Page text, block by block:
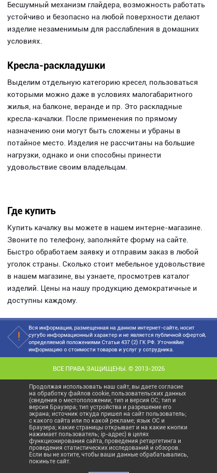
Бесшумный механизм глайдера, возможность работать
устойчиво и безопасно на любой поверхности делают
изделие незаменимым для расслабления в домашних
условиях.
Кресла-раскладушки
Выделим отдельную категорию кресел, пользоваться
которыми можно даже в условиях малогабаритного
жилья, на балконе, веранде и пр. Это раскладные
кресла-качалки. После применения по прямому
назначению они могут быть сложены и убраны в
потайное место. Изделия не рассчитаны на большие
нагрузки, однако и они способны принести
удовольствие своим владельцам.
Где купить
Купить качалку вы можете в нашем интерне-магазине.
Звоните по телефону, заполняйте форму на сайте.
Быстро обработаем заявку и отправим заказ в любой
уголок страны. Сколько стоит мебельное удовольствие
в нашем магазине, вы узнаете, просмотрев каталог
изделий. Цены на нашу продукцию демократичные и
доступны каждому.
Вся информация, размещенная на данном интернет-сайте, носит
сугубо информационный характер и не является публичной офертой,
определяемой положениями Статьи 437 (2) ГК РФ. Уточняйие
информацию о стоимости товаров и услуг у сотрудника.
ВСЕ ПРАВА ЗАЩИЩЕНЫ. © 2013-2026
Продолжая использовать наш сайт, вы даете согласие
на обработку файлов cookie, пользовательских данных
(сведения о местоположении; тип и версия ОС; тип и
версия Браузера; тип устройства и разрешение его
экрана; источник откуда пришел на сайт пользователь;
с какого сайта или по какой рекламе; язык ОС и
Браузера; какие страницы открывает и на какие кнопки
нажимает пользователь; ip-адрес) в целях
функционирования сайта, проведения ретаргетинга и
проведения статистических исследований и обзоров.
Если вы не хотите, чтобы ваши данные обрабатывались,
покиньте сайт.